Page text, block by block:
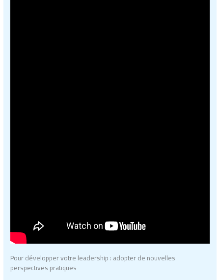
Pour développer votre leadership : adopter de nouvelles
perspectives pratiques